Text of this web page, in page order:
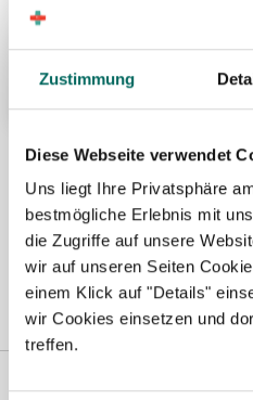
Zustimmung
Diese Webseite verwendet
Uns liegt Ihre Privatsphäre
bestmögliche Erlebnis mit
die Zugriffe auf unsere
wir auf unseren Seiten
einem Klick auf "Details"
wir Cookies einsetzen und
treffen.
Weitere attraktive Merkmale
Hier finden Sie aktuelle
Wunschregion:
Baden-Baden| Berlin Bielefeld |
Mönchengladbach| Münster |